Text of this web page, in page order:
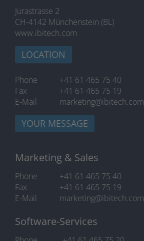
Jurastrasse 2
CH-4142 Münchenstein (BL)
www.ibitech.com
LOCATION
Phone
+41 61 465 75 40
Fax
+41 61 465 75 19
E-Mail
marketing@ibitech.com
YOUR MESSAGE
Marketing & Sales
Phone
+41 61 465 75 40
Fax
+41 61 465 75 19
E-Mail
marketing@ibitech.com
Software-Services